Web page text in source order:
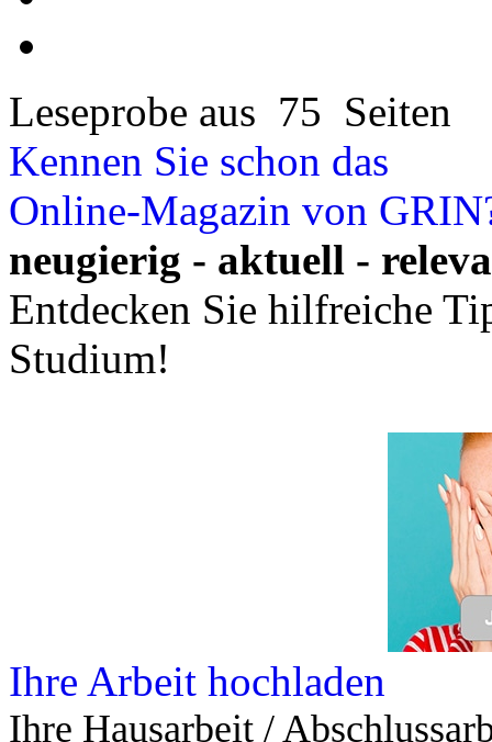
Leseprobe aus 75 Seiten
Kennen Sie schon das
Online-Magazin von
neugierig - aktuell -
Entdecken Sie hilfreiche
Studium!
Ihre Arbeit hochladen
Ihre Hausarbeit /